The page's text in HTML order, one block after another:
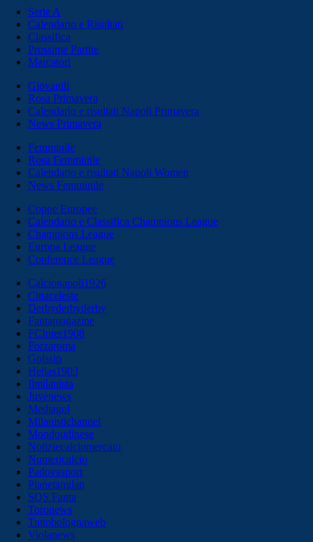
Serie A
Calendario e Risultati
Classifica
Prossime Partite
Marcatori
Giovanili
Rosa Primavera
Calendario e risultati Napoli Primavera
News Primavera
Femminile
Rosa Femminile
Calendario e risultati Napoli Women
News Femminile
Coppe Europee
Calendario e Classifica Champions League
Champions League
Europa League
Conference League
Calcionapoli1926
Cittaceleste
Derbyderbyderby
Fantamagazine
FCInter1908
Forzaroma
Golssip
Hellas1903
Ilmilanista
Juvenews
Mediagol
Milanistichannel
Mondoudinese
Notiziecalciomercato
Numericalcio
Padovasport
Pianetamilan
SOS Fanta
Toronews
Tuttobolognaweb
Violanews